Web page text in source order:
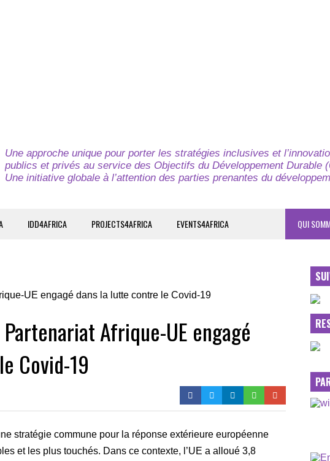
Une approche unique pour porter les stratégies inclusives et
publics et privés au service des Objectifs du Développement Durable
Une initiative globale à l’attention des parties prenantes du
IDD4AFRICA PROJECTS4AFRICA EVENTS4AFRICA QUI
Afrique-UE engagé
Covid-19
stratégie commune pour la réponse extérieure européenne
et les plus touchés. Dans ce contexte, l’UE a alloué 3,8